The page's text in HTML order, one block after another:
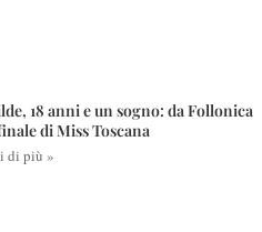
18 anni e un sogno: da Follonica
di Miss Toscana
di più »